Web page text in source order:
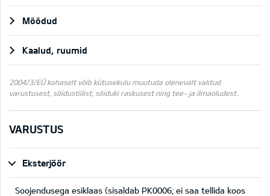
Mõõdud
Kaalud, ruumid
2004/3/EÜ kohaselt võib kütusekulu muutuda olenevalt valitud
varustusest, sõidustiilist, sõiduki raskusest ning tee- ja ilmaoludest.
VARUSTUS
Eksterjöör
Soojendusega esiklaas (sisaldab PK0006; ei saa tellida koos